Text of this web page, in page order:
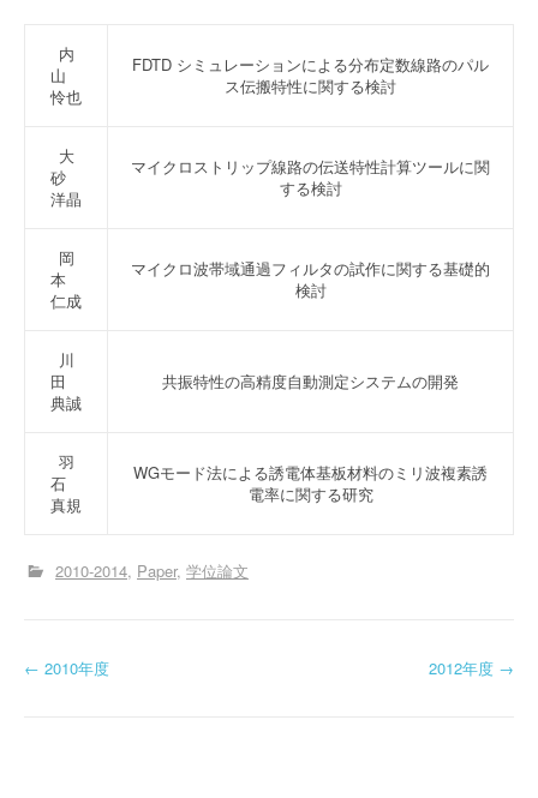
内
山
怜也
FDTD シミュレーションによる分布定数線路のパル
ス伝搬特性に関する検討
大
砂
洋晶
マイクロストリップ線路の伝送特性計算ツールに関
する検討
岡
本
仁成
マイクロ波帯域通過フィルタの試作に関する基礎的
検討
川
田
典誠
共振特性の高精度自動測定システムの開発
羽
石
真規
WGモード法による誘電体基板材料のミリ波複素誘
電率に関する研究
2010-2014 Paper 学位論文
投
← 2010年度 2012年度 →